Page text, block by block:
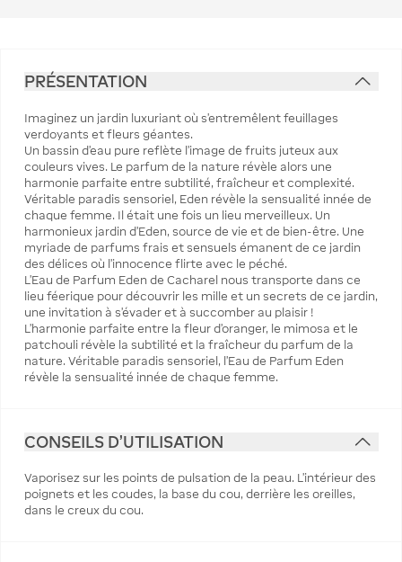
PRÉSENTATION
Imaginez un jardin luxuriant où s’entremêlent feuillages
verdoyants et fleurs géantes.
Un bassin d’eau pure reflète l’image de fruits juteux aux
couleurs vives. Le parfum de la nature révèle alors une
harmonie parfaite entre subtilité, fraîcheur et complexité.
Véritable paradis sensoriel, Eden révèle la sensualité innée de
chaque femme. Il était une fois un lieu merveilleux. Un
harmonieux jardin d’Eden, source de vie et de bien-être. Une
myriade de parfums frais et sensuels émanent de ce jardin
des délices où l’innocence flirte avec le péché.
L’Eau de Parfum Eden de Cacharel nous transporte dans ce
lieu féerique pour découvrir les mille et un secrets de ce jardin,
une invitation à s’évader et à succomber au plaisir !
L’harmonie parfaite entre la fleur d’oranger, le mimosa et le
patchouli révèle la subtilité et la fraîcheur du parfum de la
nature. Véritable paradis sensoriel, l’Eau de Parfum Eden
révèle la sensualité innée de chaque femme.
CONSEILS D'UTILISATION
Vaporisez sur les points de pulsation de la peau. L’intérieur des
poignets et les coudes, la base du cou, derrière les oreilles,
dans le creux du cou.